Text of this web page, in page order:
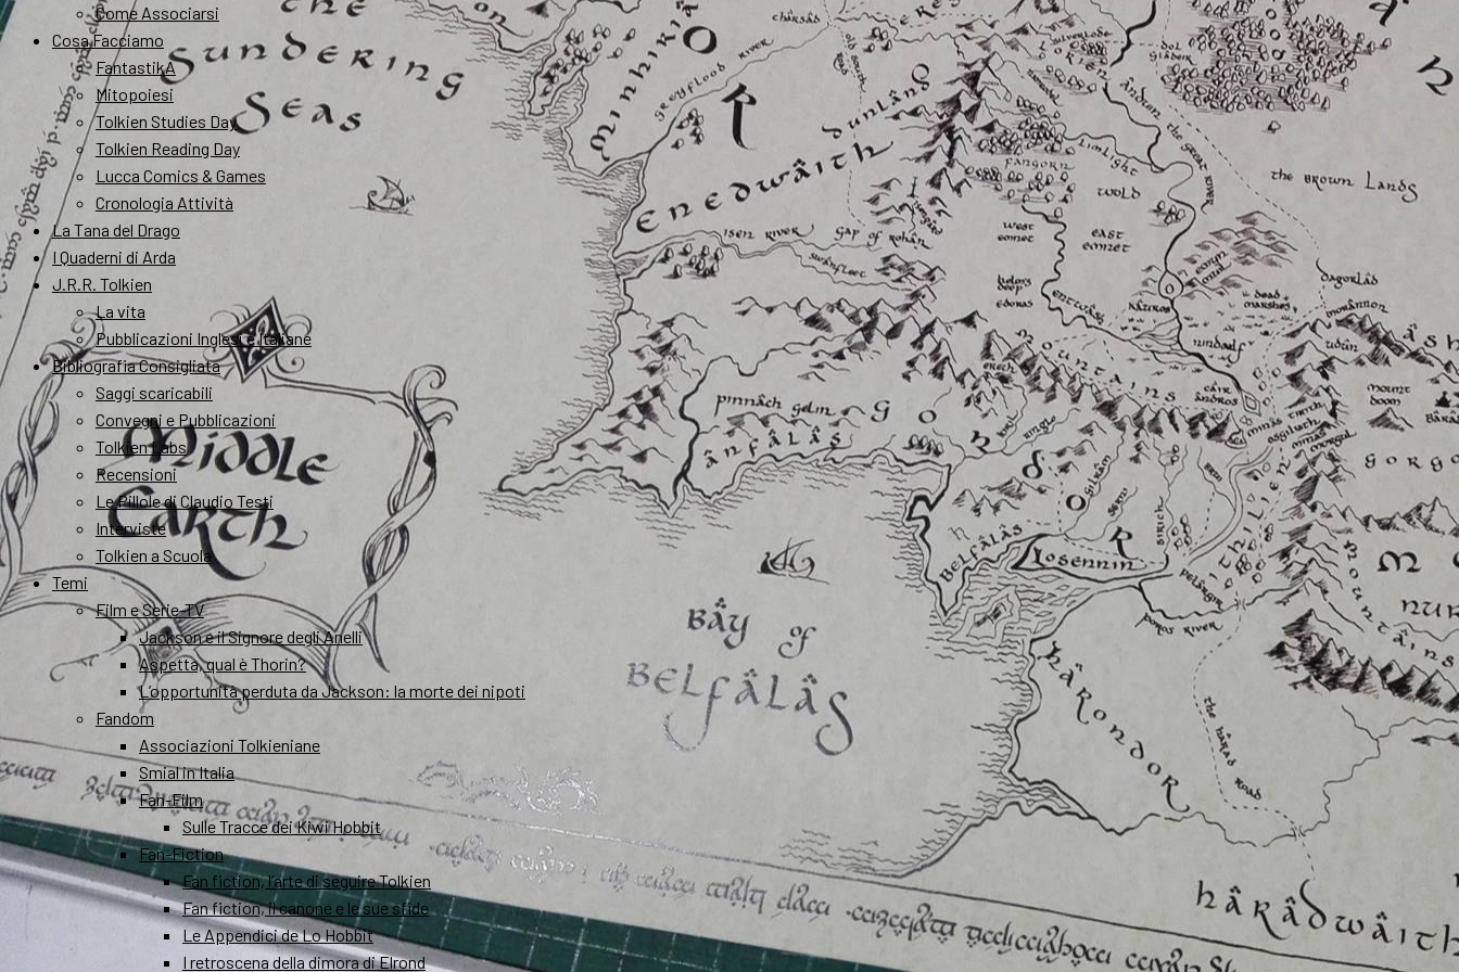
Come Associarsi
Cosa Facciamo
FantastikA
Mitopoiesi
Tolkien Studies Day
Tolkien Reading Day
Lucca Comics & Games
Cronologia Attività
La Tana del Drago
I Quaderni di Arda
J.R.R. Tolkien
La vita
Pubblicazioni Inglesi e Italiane
Bibliografia Consigliata
Saggi scaricabili
Convegni e Pubblicazioni
Tolkien Labs
Recensioni
Le Pillole di Claudio Testi
Interviste
Tolkien a Scuola
Temi
Film e Serie-TV
Jackson e il Signore degli Anelli
Aspetta, qual è Thorin?
L’opportunità perduta da Jackson: la morte dei nipoti
Fandom
Associazioni Tolkieniane
Smial in Italia
Fan-Film
Sulle Tracce dei Kiwi Hobbit
Fan-Fiction
Fan fiction, l’arte di seguire Tolkien
Fan fiction, il canone e le sue sfide
Le Appendici de Lo Hobbit
I retroscena della dimora di Elrond